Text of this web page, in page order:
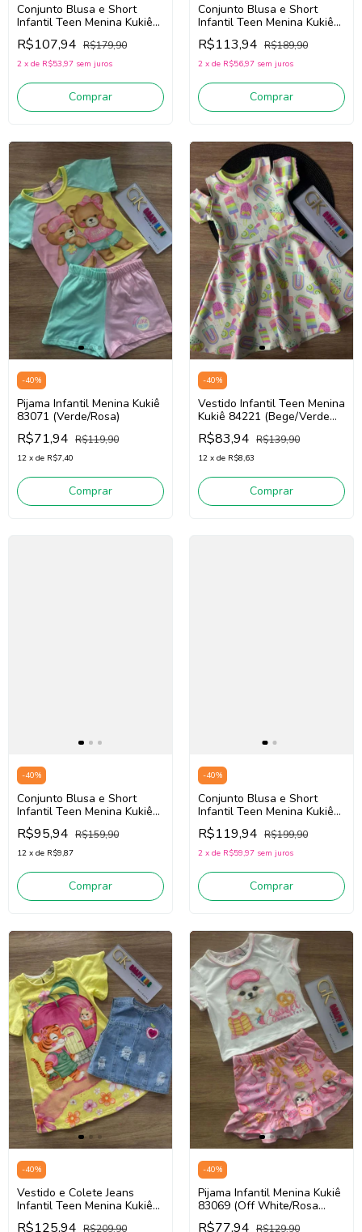
Conjunto Blusa e Short
Infantil Teen Menina Kukiê
89381 (Branco/Verde)
R$107,94 R$179,90
2 x de R$53,97 sem juros
Comprar
Conjunto Blusa e Short
Infantil Teen Menina Kukiê
84780 (Amarelo/Rosa
Escuro)
R$113,94 R$189,90
2 x de R$56,97 sem juros
Comprar
-40%
Pijama Infantil Menina Kukiê
83071 (Verde/Rosa)
R$71,94 R$119,90
12 x de R$7,40
Comprar
-40%
Vestido Infantil Teen Menina
Kukiê 84221 (Bege/Verde
Claro)
R$83,94 R$139,90
12 x de R$8,63
Comprar
-40%
Conjunto Blusa e Short
Infantil Teen Menina Kukiê
83956 (Amarelo/Laranja)
R$95,94 R$159,90
12 x de R$9,87
Comprar
-40%
Conjunto Blusa e Short
Infantil Teen Menina Kukiê
84887 (Off White/Verde)
R$119,94 R$199,90
2 x de R$59,97 sem juros
Comprar
-40%
Vestido e Colete Jeans
Infantil Teen Menina Kukiê
84171 (Amarelo)
R$125,94 R$209,90
-40%
Pijama Infantil Menina Kukiê
83069 (Off White/Rosa
Claro)
R$77,94 R$129,90